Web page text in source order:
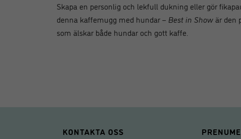
Skapa en personlig och lekfull dukning eller gör
denna kaffemugg med hundar – Best in Showär den
som älskar både hundar och gott kaffe.
KONTAKTA OSS